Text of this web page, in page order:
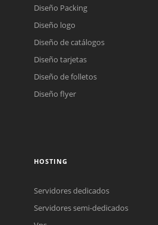
Diseño Packing
Diseño logo
Diseño de catálogos
Diseño tarjetas
Diseño de folletos
Diseño flyer
HOSTING
Servidores dedicados
Servidores semi-dedicados